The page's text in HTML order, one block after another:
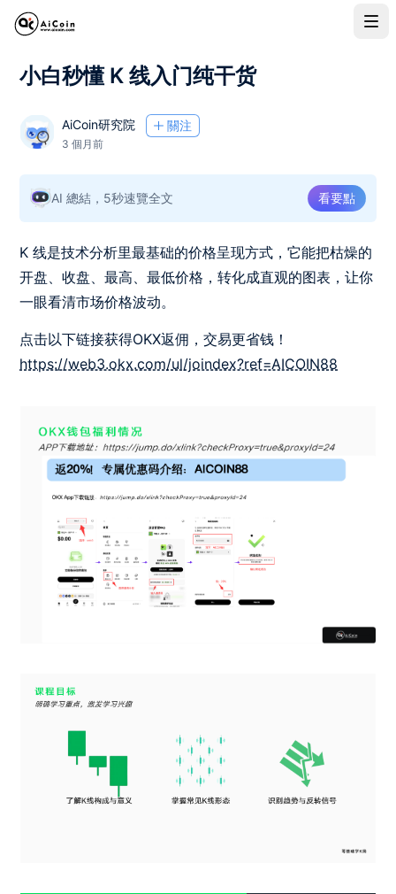
小白秒懂 K 线入门纯干货
AiCoin研究院 關注
3 個月前
AI 總結，5秒速覽全文 看要點
K 线是技术分析里最基础的价格呈现方式，它能把枯燥的
开盘、收盘、最高、最低价格，转化成直观的图表，让你
一眼看清市场价格波动。
点击以下链接获得OKX返佣，交易更省钱！
​​​​​​​https://web3.okx.com/ul/joindex?ref=AICOIN88